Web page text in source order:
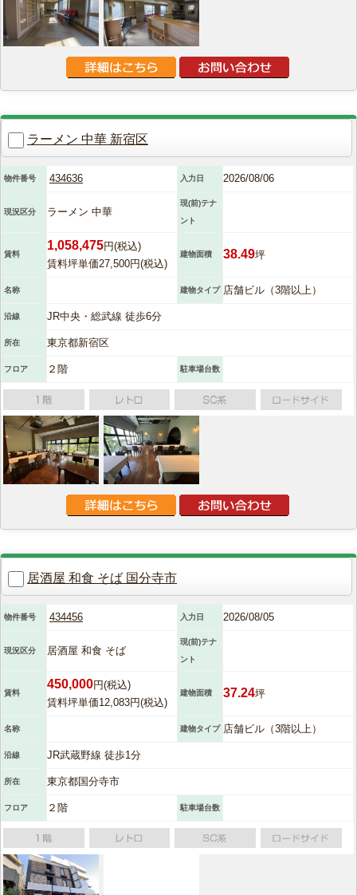
ラーメン 中華 新宿区
物件番号 434636 入力日 2026/08/06
現況区分 ラーメン 中華
現(前)テナ
ント
賃料
1,058,475円(税込)
賃料坪単価27,500円(税込)
建物面積 38.49坪
名称 建物タイプ 店舗ビル（3階以上）
沿線 JR中央・総武線 徒歩6分
所在 東京都新宿区
フロア ２階 駐車場台数
居酒屋 和食 そば 国分寺市
物件番号 434456 入力日 2026/08/05
現況区分 居酒屋 和食 そば
現(前)テナ
ント
賃料
450,000円(税込)
賃料坪単価12,083円(税込)
建物面積 37.24坪
名称 建物タイプ 店舗ビル（3階以上）
沿線 JR武蔵野線 徒歩1分
所在 東京都国分寺市
フロア ２階 駐車場台数